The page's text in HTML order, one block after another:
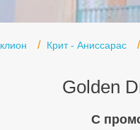
Крит - Аниссарас
Golden
C